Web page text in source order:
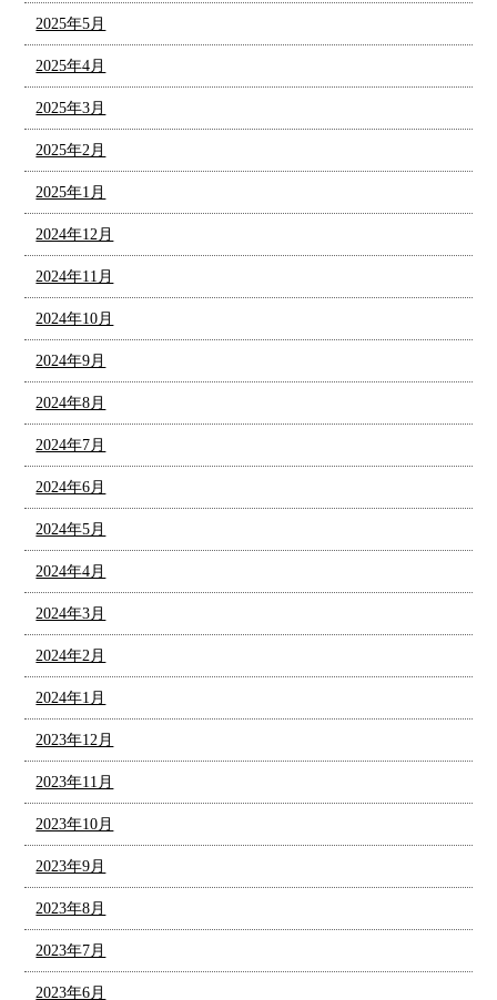
2025年5月
2025年4月
2025年3月
2025年2月
2025年1月
2024年12月
2024年11月
2024年10月
2024年9月
2024年8月
2024年7月
2024年6月
2024年5月
2024年4月
2024年3月
2024年2月
2024年1月
2023年12月
2023年11月
2023年10月
2023年9月
2023年8月
2023年7月
2023年6月